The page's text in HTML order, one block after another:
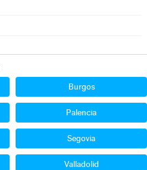
Burgos
Palencia
Segovia
Valladolid